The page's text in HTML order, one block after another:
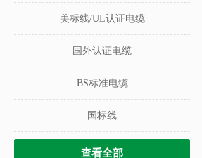
美标线/UL认证电缆
国外认证电缆
BS标准电缆
国标线
查看全部